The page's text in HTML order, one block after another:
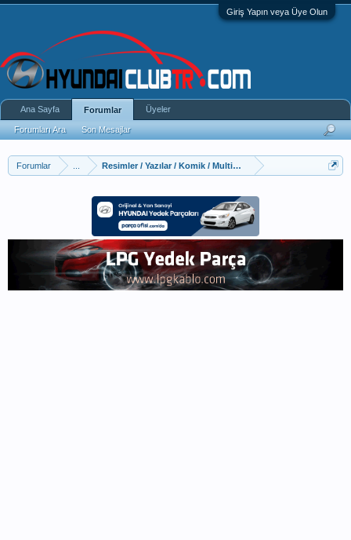
Giriş Yapın veya Üye Olun
Forumlar Resimler / Yazılar / Komik / Multimedya
Ana Sayfa Forumlar
Forumları Ara Son Mesajlar
Üyeler